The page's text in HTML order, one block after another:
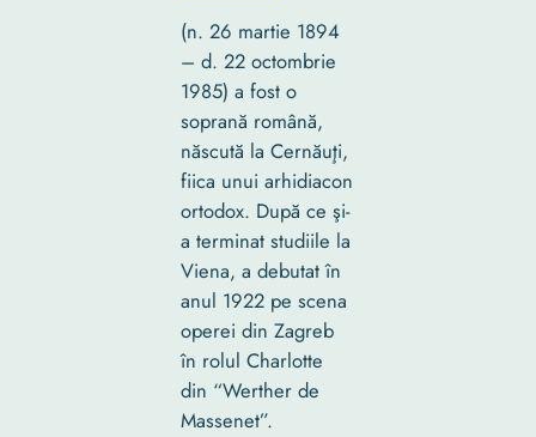
(n. 26 martie 1894
– d. 22 octombrie
1985) a fost o
soprană română,
născută la Cernăuţi,
fiica unui arhidiacon
ortodox. După ce şi-
a terminat studiile la
Viena, a debutat în
anul 1922 pe scena
operei din Zagreb
în rolul Charlotte
din “Werther de
Massenet”.